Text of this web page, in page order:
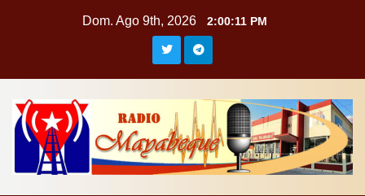
Dom. Ago 9th, 2026 2:00:12 PM